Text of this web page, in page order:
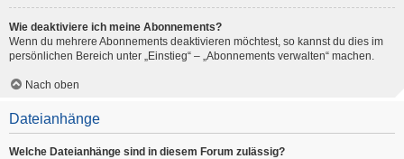
Wie deaktiviere ich meine Abonnements?
Wenn du mehrere Abonnements deaktivieren möchtest, so kannst du dies im
persönlichen Bereich unter „Einstieg“ – „Abonnements verwalten“ machen.
Nach oben
Dateianhänge
Welche Dateianhänge sind in diesem Forum zulässig?